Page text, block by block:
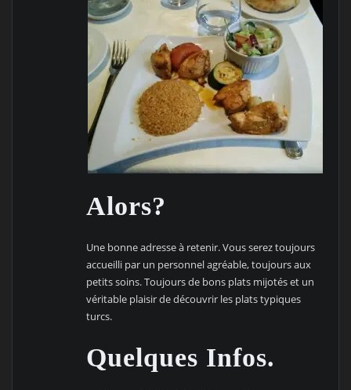
Alors?
Une bonne adresse à retenir. Vous serez toujours
accueilli par un personnel agréable, toujours aux
petits soins. Toujours de bons plats mijotés et un
véritable plaisir de découvrir les plats typiques
turcs.
Quelques Infos.